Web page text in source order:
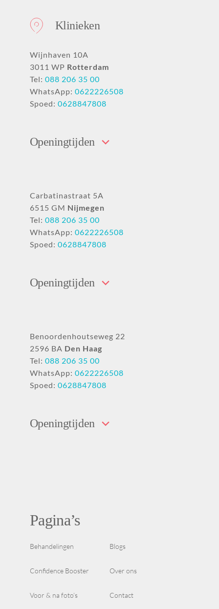
Klinieken
Wijnhaven 10A
3011 WP Rotterdam
Tel: 088 206 35 00
WhatsApp: 0622226508
Spoed: 0628847808
Openingtijden
Carbatinastraat 5A
6515 GM Nijmegen
Tel: 088 206 35 00
WhatsApp: 0622226508
Spoed: 0628847808
Openingtijden
Benoordenhoutseweg 22
2596 BA Den Haag
Tel: 088 206 35 00
WhatsApp: 0622226508
Spoed: 0628847808
Openingtijden
Pagina’s
Behandelingen Blogs
Confidence Booster Over ons
Voor & na foto’s Contact